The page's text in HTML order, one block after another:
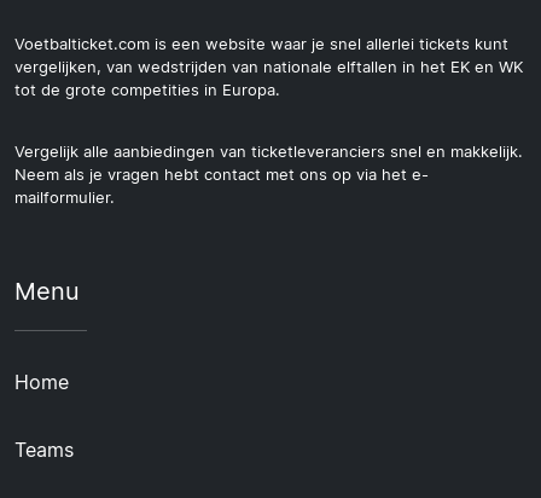
Voetbalticket.com is een website waar je snel allerlei tickets kunt
vergelijken, van wedstrijden van nationale elftallen in het EK en WK
tot de grote competities in Europa.
Vergelijk alle aanbiedingen van ticketleveranciers snel en makkelijk.
Neem als je vragen hebt contact met ons op via het e-
mailformulier.
Menu
Home
Teams